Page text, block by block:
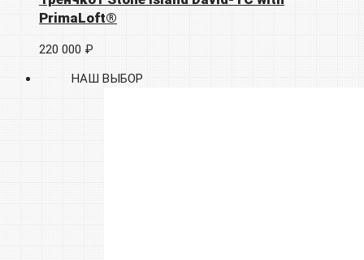
PrimaLoft®
220 000 ₽
НАШ ВЫБОР